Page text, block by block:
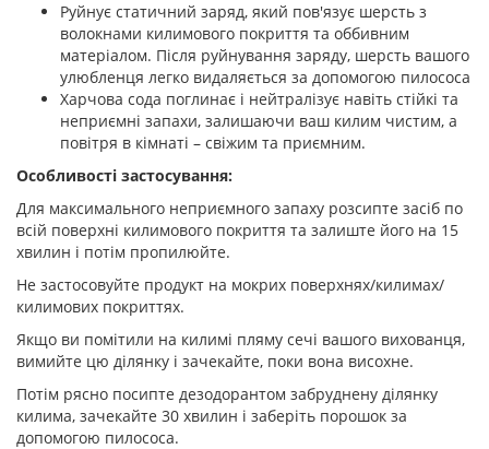
Руйнує статичний заряд, який пов'язує шерсть з
волокнами килимового покриття та оббивним
матеріалом. Після руйнування заряду, шерсть вашого
улюбленця легко видаляється за допомогою пилососа
Харчова сода поглинає і нейтралізує навіть стійкі та
неприємні запахи, залишаючи ваш килим чистим, а
повітря в кімнаті – свіжим та приємним.
Особливості застосування:
Для максимального неприємного запаху розсипте засіб по
всій поверхні килимового покриття та залиште його на 15
хвилин і потім пропилюйте.
Не застосовуйте продукт на мокрих поверхнях/килимах/
килимових покриттях.
Якщо ви помітили на килимі пляму сечі вашого вихованця,
вимийте цю ділянку і зачекайте, поки вона висохне.
Потім рясно посипте дезодорантом забруднену ділянку
килима, зачекайте 30 хвилин і заберіть порошок за
допомогою пилососа.